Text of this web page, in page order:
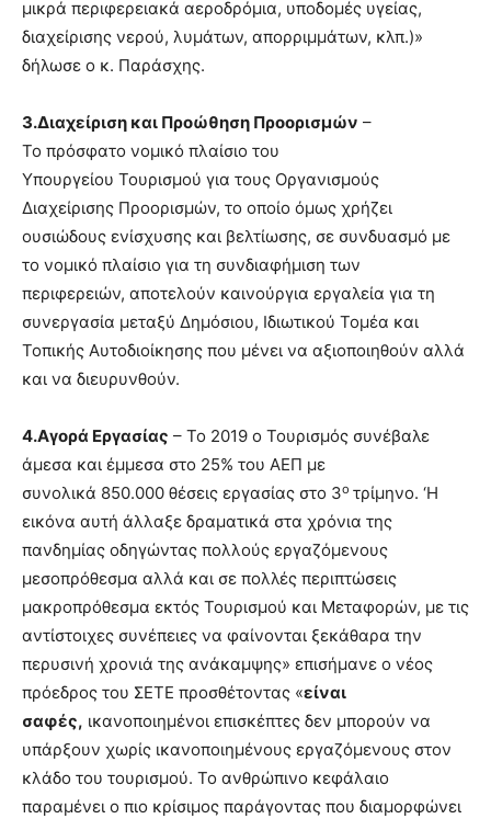
μικρά περιφερειακά αεροδρόμια, υποδομές υγείας,
διαχείρισης νερού, λυμάτων, απορριμμάτων, κλπ.)»
δήλωσε ο κ. Παράσχης.
3.Διαχείριση και Προώθηση Προορισμών –
Το πρόσφατο νομικό πλαίσιο του
Υπουργείου Τουρισμού για τους Οργανισμούς
Διαχείρισης Προορισμών, το οποίο όμως χρήζει
ουσιώδους ενίσχυσης και βελτίωσης, σε συνδυασμό με
το νομικό πλαίσιο για τη συνδιαφήμιση των
περιφερειών, αποτελούν καινούργια εργαλεία για τη
συνεργασία μεταξύ Δημόσιου, Ιδιωτικού Τομέα και
Τοπικής Αυτοδιοίκησης που μένει να αξιοποιηθούν αλλά
και να διευρυνθούν.
4.Αγορά Εργασίας – Το 2019 ο Τουρισμός συνέβαλε
άμεσα και έμμεσα στο 25% του ΑΕΠ με
συνολικά 850.000 θέσεις εργασίας στο 3ο τρίμηνο. ‘Η
εικόνα αυτή άλλαξε δραματικά στα χρόνια της
πανδημίας οδηγώντας πολλούς εργαζόμενους
μεσοπρόθεσμα αλλά και σε πολλές περιπτώσεις
μακροπρόθεσμα εκτός Τουρισμού και Μεταφορών, με τις
αντίστοιχες συνέπειες να φαίνονται ξεκάθαρα την
περυσινή χρονιά της ανάκαμψης» επισήμανε ο νέος
πρόεδρος του ΣΕΤΕ προσθέτοντας «είναι
σαφές, ικανοποιημένοι επισκέπτες δεν μπορούν να
υπάρξουν χωρίς ικανοποιημένους εργαζόμενους στον
κλάδο του τουρισμού. Το ανθρώπινο κεφάλαιο
παραμένει ο πιο κρίσιμος παράγοντας που διαμορφώνει